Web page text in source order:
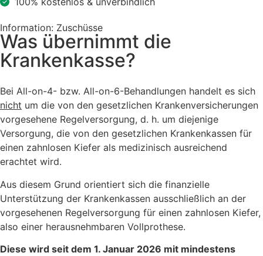
Information: Zuschüsse
Was übernimmt die
Krankenkasse?
Bei All-on-4- bzw. All-on-6-Behandlungen handelt es sich
nicht um die von den gesetzlichen Krankenversicherungen
vorgesehene Regelversorgung, d. h. um diejenige
Versorgung, die von den gesetzlichen Krankenkassen für
einen zahnlosen Kiefer als medizinisch ausreichend
erachtet wird.
Aus diesem Grund orientiert sich die finanzielle
Unterstützung der Krankenkassen ausschließlich an der
vorgesehenen Regelversorgung für einen zahnlosen Kiefer,
also einer herausnehmbaren Vollprothese.
Diese wird seit dem 1. Januar 2026 mit mindestens